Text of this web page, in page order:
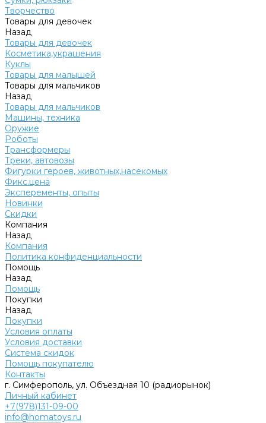
Творчество
Товары для девочек
Назад
Товары для девочек
Косметика,украшения
Куклы
Товары для малышей
Товары для мальчиков
Назад
Товары для мальчиков
Машины, техника
Оружие
Роботы
Трансформеры
Треки, автовозы
Фигурки героев, животных,насекомых
Фикс.цена
Эксперементы, опыты
Новинки
Скидки
Компания
Назад
Компания
Политика конфиденциальности
Помощь
Назад
Помощь
Покупки
Назад
Покупки
Условия оплаты
Условия доставки
Система скидок
Помощь покупателю
Контакты
г. Симферополь, ул. Объездная 10 (радиорынок)
Личный кабинет
+7(978)131-09-00
info@homatoys.ru